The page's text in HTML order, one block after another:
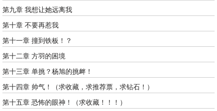
第九章 我想让她远离我
第十章 不要再惹我
第十一章 撞到铁板！？
第十二章 方羽的困境
第十三章 单挑？杨旭的挑衅！
第十四章 帅气！（求收藏，求推荐票，求钻石！）
第十五章 恐怖的眼神！（求收藏！！！）